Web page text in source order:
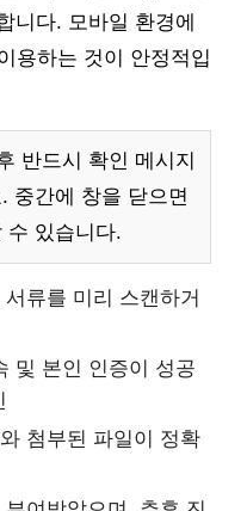
니다. 모바일 환경에
용하는 것이 안정적입
반드시 확인 메시지
중간에 창을 닫으면
수 있습니다.
류를 미리 스캔하거
및 본인 인증이 성공
첨부된 파일이 정확